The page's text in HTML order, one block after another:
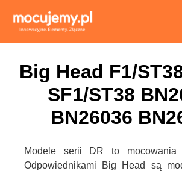
Big Head F1/
SF1/ST38
BN26036
Modele serii DR to mocowania
Odpowiednikami Big Head są